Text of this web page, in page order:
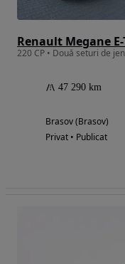
Renault Megane E-
220 CP • Două seturi de
47 290 km
Brasov (Brasov)
Privat • Publicat